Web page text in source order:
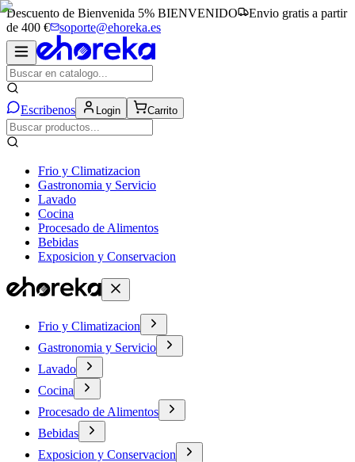
Descuento de Bienvenida 5% BIENVENIDO
Envio gratis a partir
de 400 €
soporte@ehoreka.es
Escribenos Login Carrito
Frio y Climatizacion
Gastronomia y Servicio
Lavado
Cocina
Procesado de Alimentos
Bebidas
Exposicion y Conservacion
Frio y Climatizacion
Gastronomia y Servicio
Lavado
Cocina
Procesado de Alimentos
Bebidas
Exposicion y Conservacion